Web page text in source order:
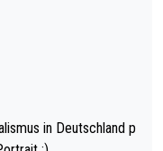
in Deutschland p